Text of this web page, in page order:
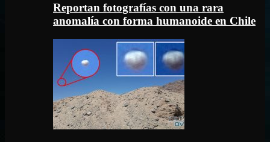
Reportan fotografías con una rara
anomalía con forma humanoide en Chile